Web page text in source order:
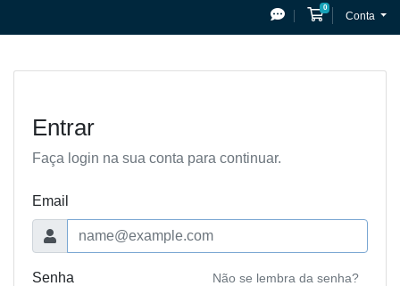
0
Carrinho de
Conta
Entrar
Faça login na sua conta para continuar.
Email
Senha Não se lembra da senha?